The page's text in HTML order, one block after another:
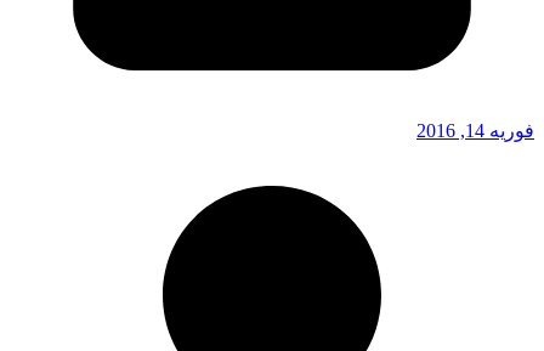
فوریه 14, 2016